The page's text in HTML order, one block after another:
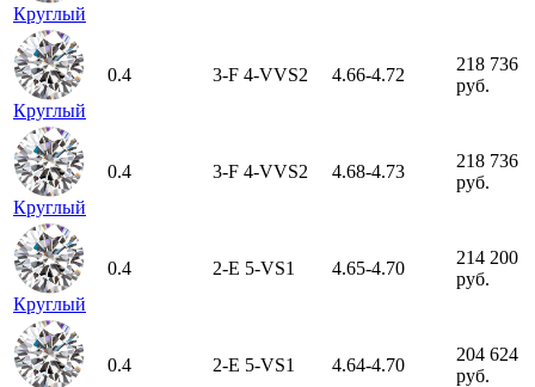
Круглый
Круглый
0.4 3-F 4-VVS2 4.66-4.72
218 736
руб.
Круглый
0.4 3-F 4-VVS2 4.68-4.73
218 736
руб.
Круглый
0.4 2-E 5-VS1 4.65-4.70
214 200
руб.
0.4 2-E 5-VS1 4.64-4.70
204 624
руб.